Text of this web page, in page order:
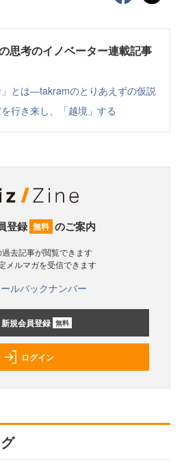
思考のイノベーター連載記事
とは―takramのとりあえずの仮説
行き来し、「越境」する
登録 無料 のご案内
過去記事が閲覧できます
メルマガを受信できます
ルバックナンバー
新規会員登録 無料
ログイン